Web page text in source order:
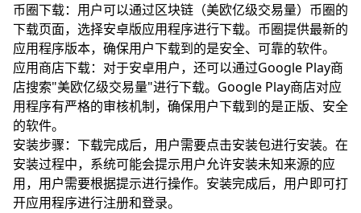
币圈下载：用户可以通过区块链（美欧亿级交易量）币圈的
下载页面，选择安卓版应用程序进行下载。币圈提供最新的
应用程序版本，确保用户下载到的是安全、可靠的软件。
应用商店下载：对于安卓用户，还可以通过Google Play商
店搜索"美欧亿级交易量"进行下载。Google Play商店对应
用程序有严格的审核机制，确保用户下载到的是正版、安全
的软件。
安装步骤：下载完成后，用户需要点击安装包进行安装。在
安装过程中，系统可能会提示用户允许安装未知来源的应
用，用户需要根据提示进行操作。安装完成后，用户即可打
开应用程序进行注册和登录。